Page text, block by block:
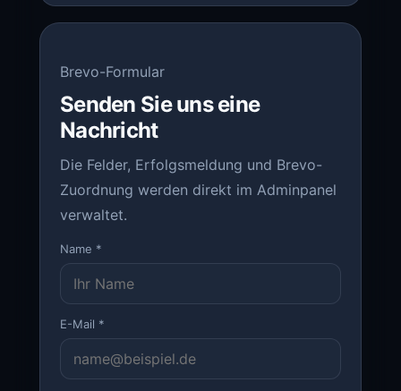
Brevo-Formular
Senden Sie uns eine
Nachricht
Die Felder, Erfolgsmeldung und Brevo-
Zuordnung werden direkt im Adminpanel
verwaltet.
Name *
E-Mail *